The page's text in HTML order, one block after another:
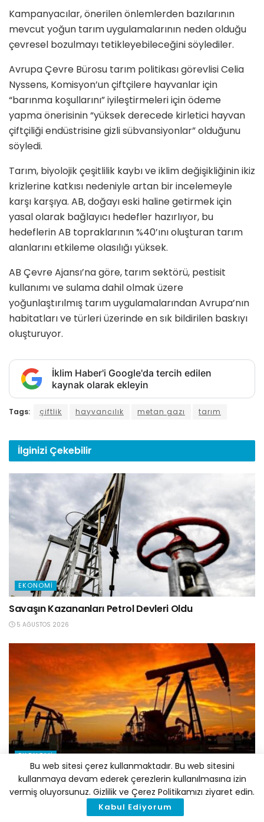
Kampanyacılar, önerilen önlemlerden bazılarının
mevcut yoğun tarım uygulamalarının neden olduğu
çevresel bozulmayı tetikleyebileceğini söylediler.
Avrupa Çevre Bürosu tarım politikası görevlisi Celia
Nyssens, Komisyon’un çiftçilere hayvanlar için
“barınma koşullarını” iyileştirmeleri için ödeme
yapma önerisinin “yüksek derecede kirletici hayvan
çiftçiliği endüstrisine gizli sübvansiyonlar” olduğunu
söyledi.
Tarım, biyolojik çeşitlilik kaybı ve iklim değişikliğinin ikiz
krizlerine katkısı nedeniyle artan bir incelemeyle
karşı karşıya. AB, doğayı eski haline getirmek için
yasal olarak bağlayıcı hedefler hazırlıyor, bu
hedeflerin AB topraklarının %40’ını oluşturan tarım
alanlarını etkileme olasılığı yüksek.
AB Çevre Ajansı’na göre, tarım sektörü, pestisit
kullanımı ve sulama dahil olmak üzere
yoğunlaştırılmış tarım uygulamalarından Avrupa’nın
habitatları ve türleri üzerinde en sık bildirilen baskıyı
oluşturuyor.
İklim Haber'i Google'da tercih edilen
kaynak olarak ekleyin
Tags: çiftlik hayvancılık metan gazı tarım
İlginizi Çekebilir
EKONOMI
Savaşın Kazananları Petrol Devleri Oldu
5 AĞUSTOS 2026
EKONOMI
Fosil Yakıt Krizinin Türkiye’ye Maliyeti 25 Milyar Doları
Bulabilir
Bu web sitesi çerez kullanmaktadır. Bu web sitesini
kullanmaya devam ederek çerezlerin kullanılmasına izin
vermiş oluyorsunuz. Gizlilik ve Çerez Politikamızı ziyaret edin.
Kabul Ediyorum